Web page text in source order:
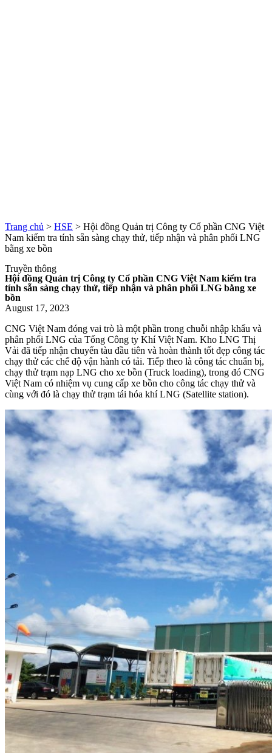
Trang chủ > HSE > Hội đồng Quản trị Công ty Cổ phần CNG Việt
Nam kiểm tra tính sẵn sàng chạy thử, tiếp nhận và phân phối LNG
bằng xe bồn
Truyền thông
Hội đồng Quản trị Công ty Cổ phần CNG Việt Nam kiểm tra
tính sẵn sàng chạy thử, tiếp nhận và phân phối LNG bằng xe
bồn
August 17, 2023
CNG Việt Nam đóng vai trò là một phần trong chuỗi nhập khẩu và
phân phối LNG của Tổng Công ty Khí Việt Nam. Kho LNG Thị
Vải đã tiếp nhận chuyến tàu đầu tiên và hoàn thành tốt đẹp công tác
chạy thử các chế độ vận hành có tải. Tiếp theo là công tác chuẩn bị,
chạy thử trạm nạp LNG cho xe bồn (Truck loading), trong đó CNG
Việt Nam có nhiệm vụ cung cấp xe bồn cho công tác chạy thử và
cùng với đó là chạy thử trạm tái hóa khí LNG (Satellite station).